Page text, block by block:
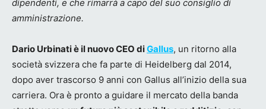
dipendenti, e che rimarrà a capo del suo consiglio di
amministrazione.
Dario Urbinati è il nuovo CEO diGallus, un ritorno alla
società svizzera che fa parte di Heidelberg dal 2014,
dopo aver trascorso 9 anni con Gallus all’inizio della sua
carriera. Ora è pronto a guidare il mercato della banda